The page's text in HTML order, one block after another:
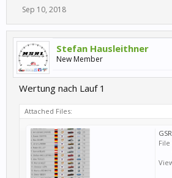
Sep 10, 2018
Stefan Hausleithner
New Member
Wertung nach Lauf 1
Attached Files:
File